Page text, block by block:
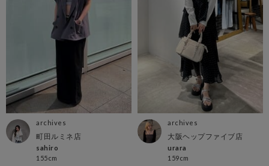
archives
町田ルミネ店
sahiro
155cm
archives
大阪ヘップファイブ店
urara
159cm